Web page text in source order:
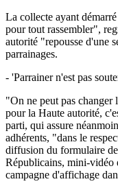
La collecte ayant
pour tout rassembler",
autorité "repousse d'une
parrainages.
- 'Parrainer n'est pas
"On ne peut pas changer
pour la Haute autorité,
parti, qui assure
adhérents, "dans le
diffusion du formulaire
Républicains, mini-vidéo
campagne d'affichage